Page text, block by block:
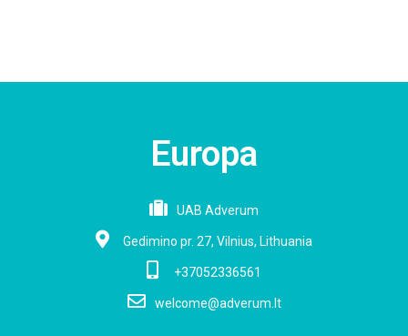
Europa
UAB Adverum
Gedimino pr. 27, Vilnius, Lithuania
+37052336561
welcome@adverum.lt